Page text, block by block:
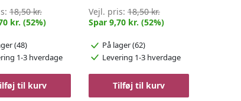
18,50 kr.
kr. (52%)
(48)
1-3 hverdage
til kurv
Vejl. pris:18,50 kr.
Spar 9,70 kr. (52%)
På lager (62)
Levering 1-3 hverdage
Tilføj til kurv